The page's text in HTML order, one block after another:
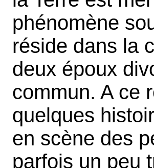
phénomène
réside dans la
deux époux
commun. A ce
quelques
en scène des
parfois un peu